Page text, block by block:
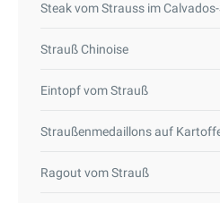
Steak vom Strauss im
Strauß Chinoise
Eintopf vom Strauß
Straußenmedaillons auf
Ragout vom Strauß